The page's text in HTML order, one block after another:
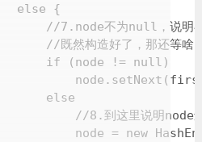
{
说明在
还等啥，直接头插法设置
!= null)
还没构造好，可能是